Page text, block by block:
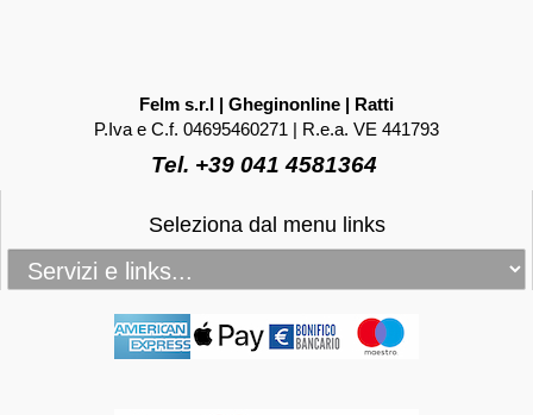
Felm s.r.l | Gheginonline | Ratti
P.Iva e C.f. 04695460271 | R.e.a. VE 441793
Tel. +39 041 4581364
Seleziona dal menu links